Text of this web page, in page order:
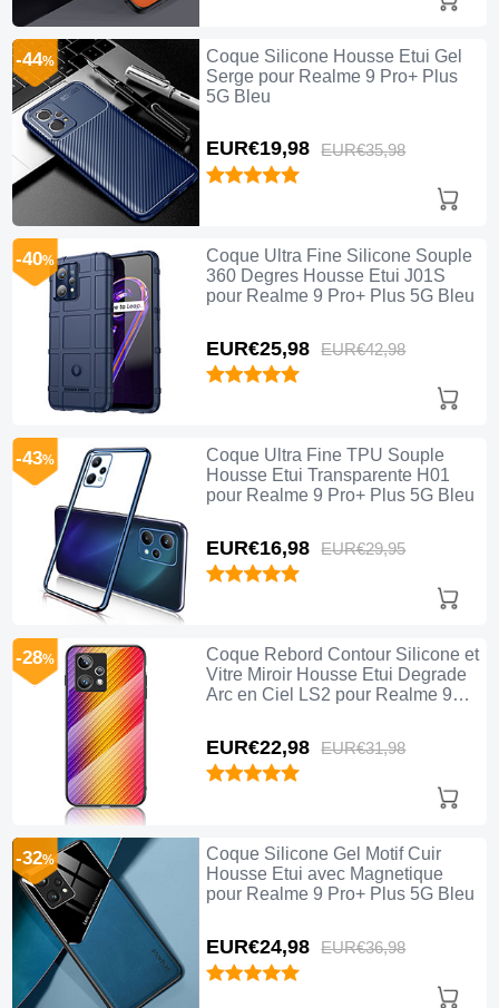
Coque Silicone Housse Etui Gel
Serge pour Realme 9 Pro+ Plus
5G Bleu
EUR€19,98 EUR€35,98
-44%
Coque Ultra Fine Silicone Souple
360 Degres Housse Etui J01S
pour Realme 9 Pro+ Plus 5G Bleu
EUR€25,98 EUR€42,98
-40%
Coque Ultra Fine TPU Souple
Housse Etui Transparente H01
pour Realme 9 Pro+ Plus 5G Bleu
EUR€16,98 EUR€29,95
-43%
Coque Rebord Contour Silicone et
Vitre Miroir Housse Etui Degrade
Arc en Ciel LS2 pour Realme 9
EUR€22,98 EUR€31,98
-28%
Coque Silicone Gel Motif Cuir
Housse Etui avec Magnetique
pour Realme 9 Pro+ Plus 5G Bleu
EUR€24,98 EUR€36,98
-32%